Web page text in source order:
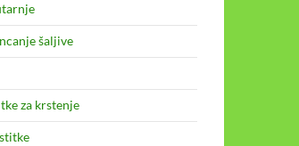
šaljive
za krstenje